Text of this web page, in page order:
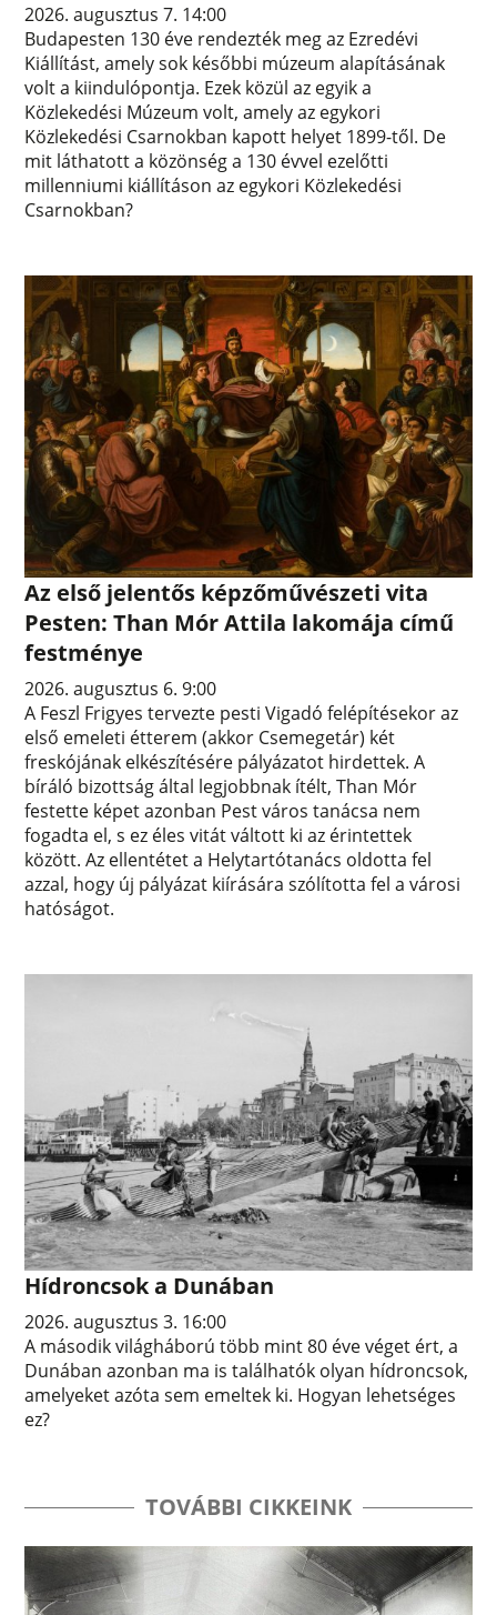
2026. augusztus 7. 14:00
Budapesten 130 éve rendezték meg az Ezredévi
Kiállítást, amely sok későbbi múzeum alapításának
volt a kiindulópontja. Ezek közül az egyik a
Közlekedési Múzeum volt, amely az egykori
Közlekedési Csarnokban kapott helyet 1899-től. De
mit láthatott a közönség a 130 évvel ezelőtti
millenniumi kiállításon az egykori Közlekedési
Csarnokban?
Az első jelentős képzőművészeti vita
Pesten: Than Mór Attila lakomája című
festménye
2026. augusztus 6. 9:00
A Feszl Frigyes tervezte pesti Vigadó felépítésekor az
első emeleti étterem (akkor Csemegetár) két
freskójának elkészítésére pályázatot hirdettek. A
bíráló bizottság által legjobbnak ítélt, Than Mór
festette képet azonban Pest város tanácsa nem
fogadta el, s ez éles vitát váltott ki az érintettek
között. Az ellentétet a Helytartótanács oldotta fel
azzal, hogy új pályázat kiírására szólította fel a városi
hatóságot.
Hídroncsok a Dunában
2026. augusztus 3. 16:00
A második világháború több mint 80 éve véget ért, a
Dunában azonban ma is találhatók olyan hídroncsok,
amelyeket azóta sem emeltek ki. Hogyan lehetséges
ez?
TOVÁBBI CIKKEINK